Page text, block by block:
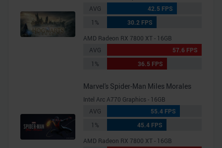
AVG
42.5 FPS
1%
30.2 FPS
AMD Radeon RX 7800 XT - 16GB
AVG
57.6 FPS
1%
36.5 FPS
Marvel's Spider-Man Miles Morales
Intel Arc A770 Graphics - 16GB
AVG
55.4 FPS
1%
45.4 FPS
AMD Radeon RX 7800 XT - 16GB